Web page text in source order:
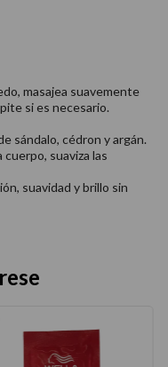
masajea suavemente
si es necesario.​
sándalo, cédron y argán.
suaviza las
suavidad y brillo sin